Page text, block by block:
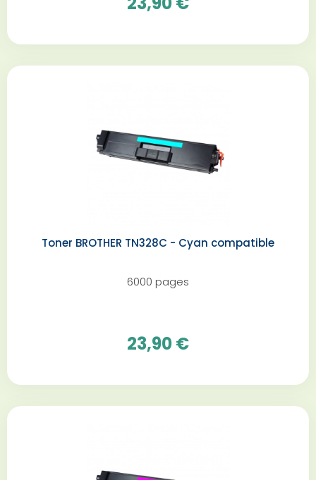
Toner BROTHER TN328C - Cyan compatible
6000 pages
23,90 €